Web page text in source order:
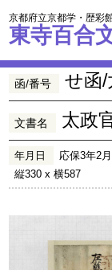
京都府立京都学・歴彩
東寺百合
函/番号 せ函/
文書名 太政
年月日 応保3年2
縦330 x 横587